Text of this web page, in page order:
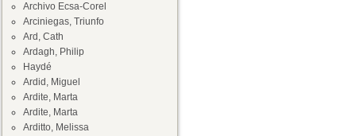
Archivo Ecsa-Corel
Arciniegas, Triunfo
Ard, Cath
Ardagh, Philip
Haydé
Ardid, Miguel
Ardite, Marta
Ardite, Marta
Arditto, Melissa